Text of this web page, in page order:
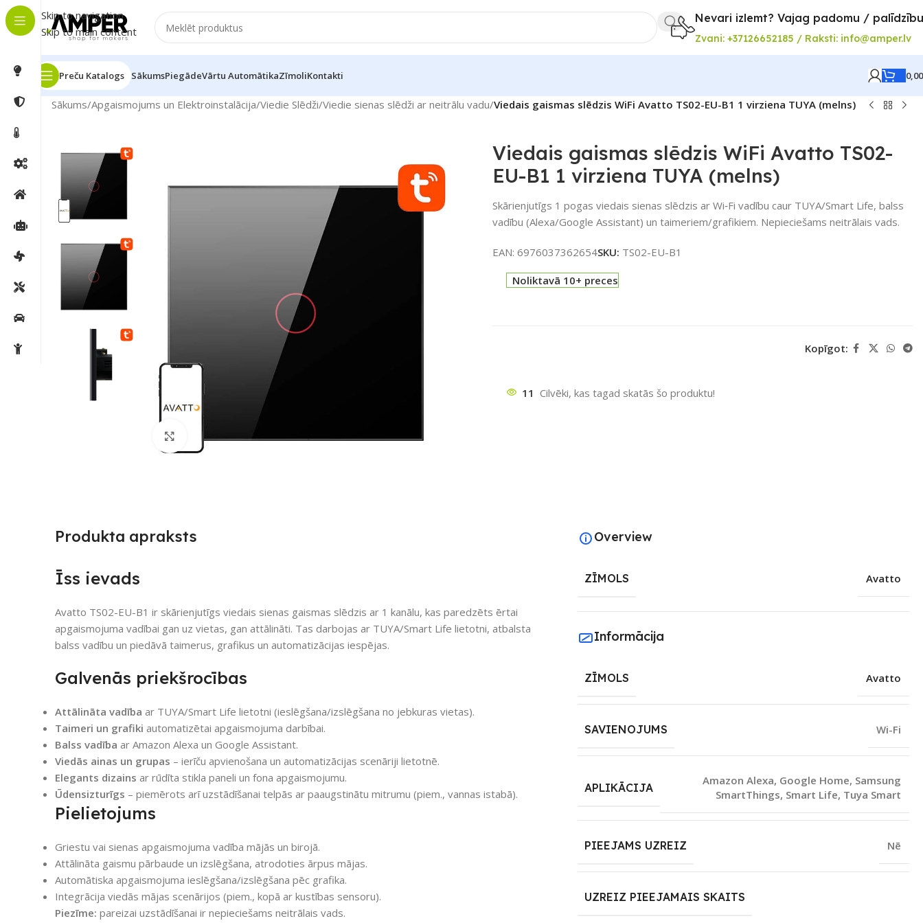
Skip to navigation
Skip to main content
Nevari izlemt? Vajag padomu /
Zvani: +37126652185 / Raksti: info@amper.lv
Preču Katalogs SākumsPiegādeVārtu AutomātikaZīmoliKontakti
Sākums/Apgaismojums un Elektroinstalācija/Viedie Slēdži/Viedie sienas slēdži ar neitrālu vadu/Viedais gaismas slēdzis WiFi Avatto TS02-EU-B1 1 virziena TUYA (melns)
Noklikšķiniet, lai palielinātu
Viedais gaismas slēdzis WiFi Avatto TS02-
EU-B1 1 virziena TUYA (melns)
Skārienjutīgs 1 pogas viedais sienas slēdzis ar Wi‑Fi vadību caur TUYA/Smart Life, balss
vadību (Alexa/Google Assistant) un taimeriem/grafikiem. Nepieciešams neitrālais vads.
EAN: 6976037362654SKU: TS02-EU-B1
Noliktavā 10+ preces
Kopīgot:
11 Cilvēki, kas tagad skatās šo produktu!
Produkta apraksts
Īss ievads
Avatto TS02-EU-B1 ir skārienjutīgs viedais sienas gaismas slēdzis ar 1 kanālu, kas paredzēts ērtai
apgaismojuma vadībai gan uz vietas, gan attālināti. Tas darbojas ar TUYA/Smart Life lietotni, atbalsta
balss vadību un piedāvā taimerus, grafikus un automatizācijas iespējas.
Galvenās priekšrocības
Attālināta vadība ar TUYA/Smart Life lietotni (ieslēgšana/izslēgšana no jebkuras vietas).
Taimeri un grafiki automatizētai apgaismojuma darbībai.
Balss vadība ar Amazon Alexa un Google Assistant.
Viedās ainas un grupas – ierīču apvienošana un automatizācijas scenāriji lietotnē.
Elegants dizains ar rūdīta stikla paneli un fona apgaismojumu.
Ūdensizturīgs – piemērots arī uzstādīšanai telpās ar paaugstinātu mitrumu (piem., vannas istabā).
Pielietojums
Griestu vai sienas apgaismojuma vadība mājās un birojā.
Attālināta gaismu pārbaude un izslēgšana, atrodoties ārpus mājas.
Automātiska apgaismojuma ieslēgšana/izslēgšana pēc grafika.
Integrācija viedās mājas scenārijos (piem., kopā ar kustības sensoru).
Piezīme: pareizai uzstādīšanai ir nepieciešams neitrālais vads.
Overview
ZĪMOLS Avatto
Informācija
ZĪMOLS Avatto
SAVIENOJUMS Wi-Fi
APLIKĀCIJA
Amazon Alexa, Google Home, Samsung
SmartThings, Smart Life, Tuya Smart
PIEEJAMS UZREIZ Nē
UZREIZ PIEEJAMAIS SKAITS